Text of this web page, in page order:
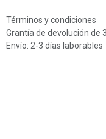
Términos y condiciones
Grantía de devolución de
Envío: 2-3 días laborables